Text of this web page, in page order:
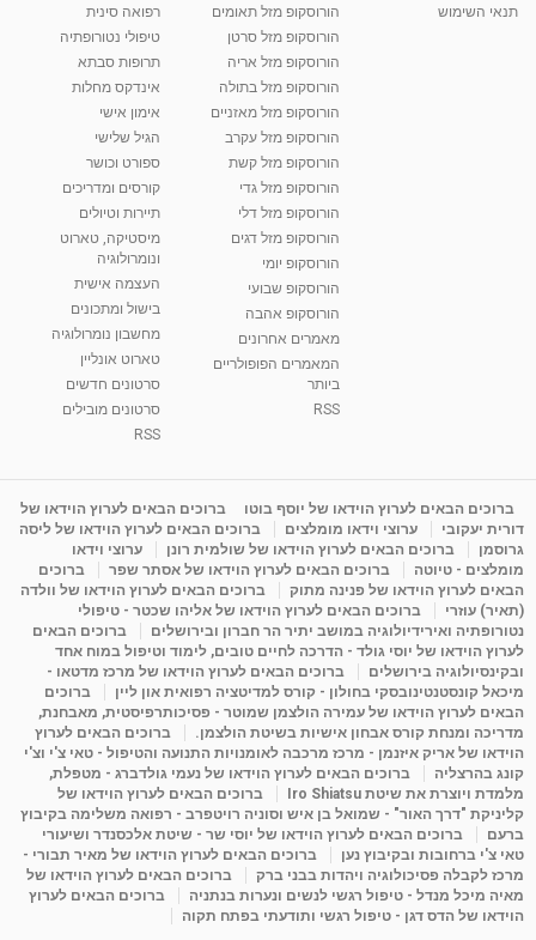
10:17
קרין גורן - העוגה המתגלצ’ת ללא קמח
38.5k צפיות
01:37
יוסי שר - מתמחה בשיטת אלכסנדר וטאי צ'י
2,734 צפיות
01:46
רנה רז-גילו -טיפול אנרגטי ויעוץ רוחני - נומרולוגית
2,309 צפיות
05:37
סודות בתאריך הלידה, משמעות חודש הלידה -
ינואר זינה ליבשיץ נומרולוגית
ליסה גרוסמן - המרכז לאימון התנהגותי - קשב
09:12
מדיטציה בדמיון מודרך - היכרות עם האני הפנימי
מאת admin 11 שנים 3,644 צפיות
פנינה מתוק - מרכז "נתיב הלב" בהרצליה-
מדיטציה-התחדשות
Shahar-vod
תנאי השימוש
הורוסקופ מזל תאומים
הורוסקופ מזל סרטן
הורוסקופ מזל אריה
הורוסקופ מזל בתולה
הורוסקופ מזל מאזניים
הורוסקופ מזל עקרב
הורוסקופ מזל קשת
הורוסקופ מזל גדי
הורוסקופ מזל דלי
הורוסקופ מזל דגים
הורוסקופ יומי
הורוסקופ שבועי
הורוסקופ אהבה
מאמרים אחרונים
המאמרים הפופולריים
ביותר
RSS
רפואה סינית
טיפולי נטורופתיה
תרופות סבתא
אינדקס מחלות
אימון אישי
הגיל שלישי
ספורט וכושר
קורסים ומדריכים
תיירות וטיולים
מיסטיקה, טארוט
ונומרולוגיה
העצמה אישית
בישול ומתכונים
מחשבון נומרולוגיה
טארוט אונליין
סרטונים חדשים
סרטונים מובילים
RSS
ברוכים הבאים לערוץ הוידאו של יוסף בוטו
ברוכים הבאים לערוץ הוידאו של
דורית יעקובי
ערוצי וידאו מומלצים
ברוכים הבאים לערוץ הוידאו של ליסה
גרוסמן
ברוכים הבאים לערוץ הוידאו של שולמית רונן
ערוצי וידאו
מומלצים - טיוטה
ברוכים הבאים לערוץ הוידאו של אסתר שפר
ברוכים
הבאים לערוץ הוידאו של פנינה מתוק
ברוכים הבאים לערוץ הוידאו של וולדה
(תאיר) עוזרי
ברוכים הבאים לערוץ הוידאו של אליהו שכטר - טיפולי
נטורופתיה ואירידיולוגיה במושב יתיר הר חברון ובירושלים
ברוכים הבאים
לערוץ הוידאו של יוסי גולד - הדרכה לחיים טובים, לימוד וטיפול במוח אחד
ובקינסיולוגיה בירושלים
ברוכים הבאים לערוץ הוידאו של מרכז מדטאו -
מיכאל קונסטנטינובסקי בחולון - קורס למדיטציה רפואית און ליין
ברוכים
הבאים לערוץ הוידאו של עמירה הולצמן שמוטר - פסיכותרפיסטית, מאבחנת,
מדריכה ומנחת קורס אבחון אישיות בשיטת הולצמן.
ברוכים הבאים לערוץ
הוידאו של אריק איזנמן - מרכז מרכבה לאומנויות התנועה והטיפול - טאי צ'י וצ'י
קונג בהרצליה
ברוכים הבאים לערוץ הוידאו של נעמי גולדברג - מטפלת,
מלמדת ויוצרת את שיטת Iro Shiatsu
ברוכים הבאים לערוץ הוידאו של
קליניקת "דרך האור" - שמואל בן איש וסוניה רויטפרב - רפואה משלימה בקיבוץ
ברעם
ברוכים הבאים לערוץ הוידאו של יוסי שר - שיטת אלכסנדר ושיעורי
טאי צ'י ברחובות ובקיבוץ נען
ברוכים הבאים לערוץ הוידאו של מאיר תבורי -
מרכז לקבלה פסיכולוגיה ויהדות בבני ברק
ברוכים הבאים לערוץ הוידאו של
מאיה מיכל מנדל - טיפול רגשי לנשים ונערות בנתניה
ברוכים הבאים לערוץ
הוידאו של הדס דגן - טיפול רגשי ותודעתי בפתח תקוה